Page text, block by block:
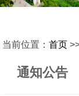
当前位置：首页
通知公告